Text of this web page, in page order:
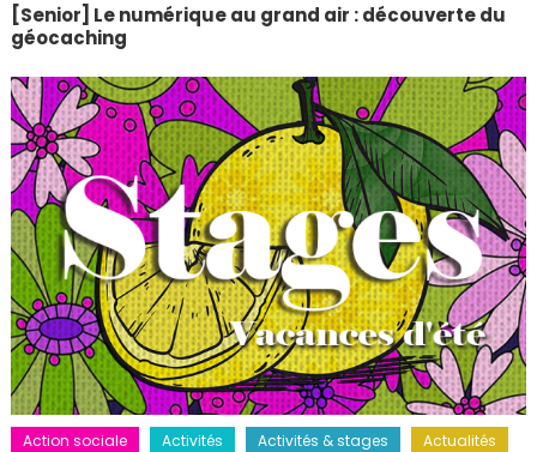
[Senior] Le numérique au grand air : découverte du
géocaching
Action sociale Activités Activités & stages
Actualités